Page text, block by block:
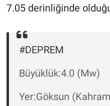
7.05 derinliğinde
#DEPREM
Büyüklük:4.0 (Mw)
Yer:Göksun
Gündem Özel
Günün görüntüsü